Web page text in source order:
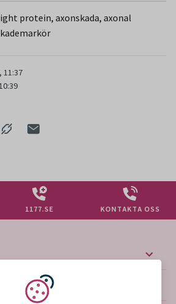
protein, axonskada, axonal
11:37
1177.SE KONTAKTA OSS
Vi använder kakor